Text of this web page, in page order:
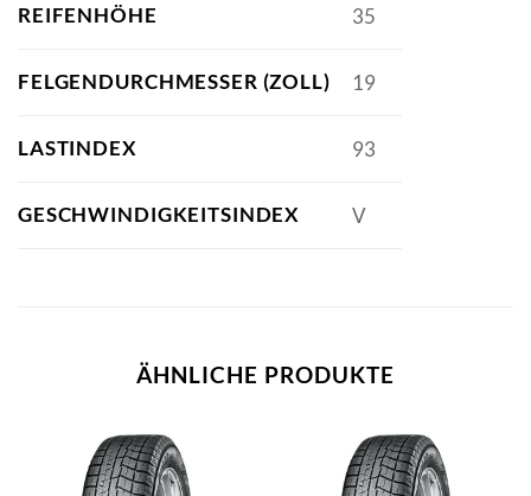
REIFENHÖHE 35
FELGENDURCHMESSER (ZOLL) 19
LASTINDEX 93
GESCHWINDIGKEITSINDEX V
ÄHNLICHE PRODUKTE